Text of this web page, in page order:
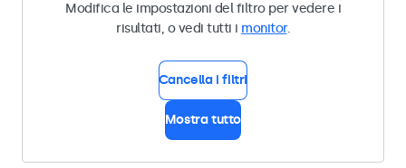
Modifica le impostazioni del filtro per vedere i
risultati, o vedi tutti i monitor.
Cancella i filtri
Mostra tutto